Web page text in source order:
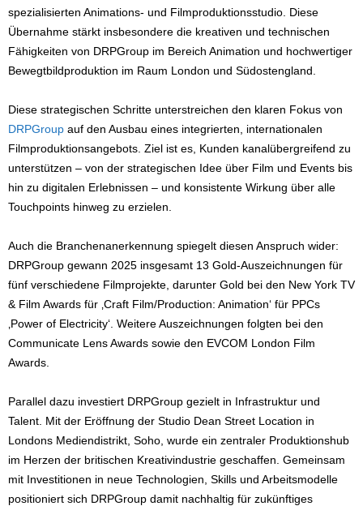
spezialisierten Animations- und Filmproduktionsstudio. Diese
Übernahme stärkt insbesondere die kreativen und technischen
Fähigkeiten von DRPGroup im Bereich Animation und hochwertiger
Bewegtbildproduktion im Raum London und Südostengland.
Diese strategischen Schritte unterstreichen den klaren Fokus von
DRPGroup auf den Ausbau eines integrierten, internationalen
Filmproduktionsangebots. Ziel ist es, Kunden kanalübergreifend zu
unterstützen – von der strategischen Idee über Film und Events bis
hin zu digitalen Erlebnissen – und konsistente Wirkung über alle
Touchpoints hinweg zu erzielen.
Auch die Branchenanerkennung spiegelt diesen Anspruch wider:
DRPGroup gewann 2025 insgesamt 13 Gold-Auszeichnungen für
fünf verschiedene Filmprojekte, darunter Gold bei den New York TV
& Film Awards für ‚Craft Film/Production: Animation‘ für PPCs
‚Power of Electricity‘. Weitere Auszeichnungen folgten bei den
Communicate Lens Awards sowie den EVCOM London Film
Awards.
Parallel dazu investiert DRPGroup gezielt in Infrastruktur und
Talent. Mit der Eröffnung der Studio Dean Street Location in
Londons Mediendistrikt, Soho, wurde ein zentraler Produktionshub
im Herzen der britischen Kreativindustrie geschaffen. Gemeinsam
mit Investitionen in neue Technologien, Skills und Arbeitsmodelle
positioniert sich DRPGroup damit nachhaltig für zukünftiges